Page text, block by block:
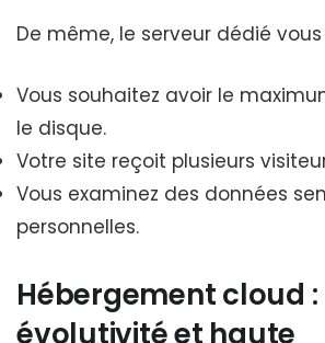
De même, le serveur dédié
Vous souhaitez avoir le
le disque.
Votre site reçoit plusieurs
Vous examinez des données
personnelles.
Hébergement cloud :
évolutivité et haute